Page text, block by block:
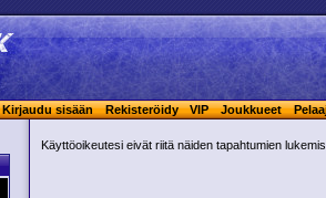
Kirjaudu sisään Rekisteröidy VIP Joukkueet
Käyttöoikeutesi eivät riitä näiden tapahtumien